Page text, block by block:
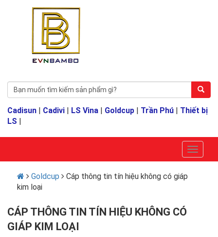
Cadisun | Cadivi | LS Vina | Goldcup | Trần Phú | Thiết bị
LS |
Goldcup
Cáp thông tin tín hiệu không có giáp
kim loại
CÁP THÔNG TIN TÍN HIỆU KHÔNG CÓ
GIÁP KIM LOẠI